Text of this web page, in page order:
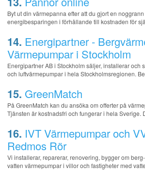
Byt ut din värmepanna efter att du gjort en
energibesparingen i förhållande till kostnaden för
14. Energipartner -
Värmepumpar i Stockholm
Energipartner AB i Stockholm säljer, installerar och
och luftvärmepumpar i hela Stockholmsregionen.
15. GreenMatch
På GreenMatch kan du ansöka om offerter på
Tjänsten är kostnadsfri och fungerar i hela Sverige.
16. IVT Värmepumpar och
Redmos Rör
Vi installerar, reparerar, renovering, bygger om
vatten värmepumpar i villor och fastigheter med